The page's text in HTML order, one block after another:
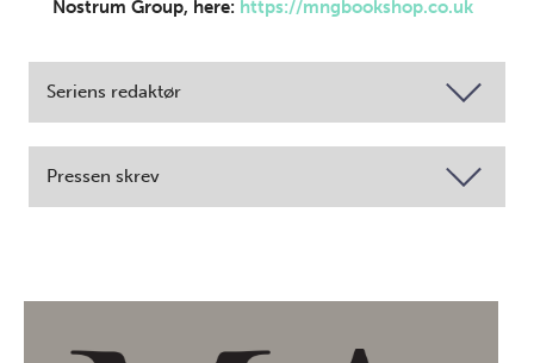
Nostrum Group, here: https://mngbookshop.co.uk
Seriens redaktør
Pressen skrev